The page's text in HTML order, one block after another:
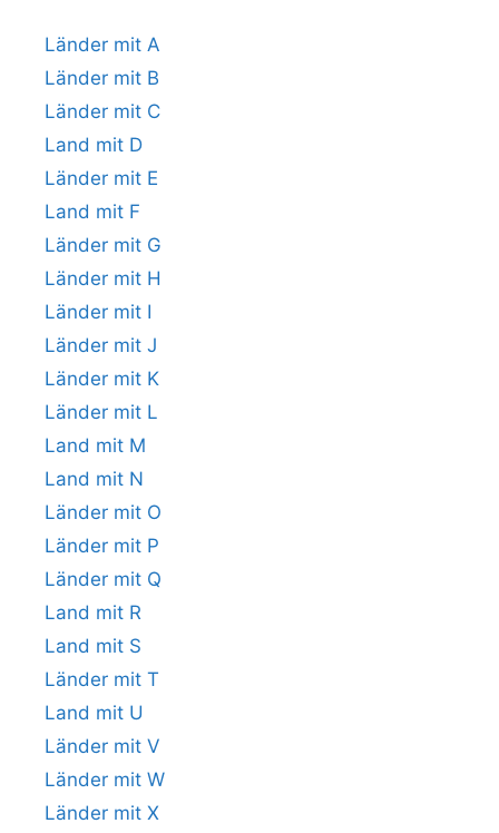
Länder mit A
Länder mit B
Länder mit C
Land mit D
Länder mit E
Land mit F
Länder mit G
Länder mit H
Länder mit I
Länder mit J
Länder mit K
Länder mit L
Land mit M
Land mit N
Länder mit O
Länder mit P
Länder mit Q
Land mit R
Land mit S
Länder mit T
Land mit U
Länder mit V
Länder mit W
Länder mit X